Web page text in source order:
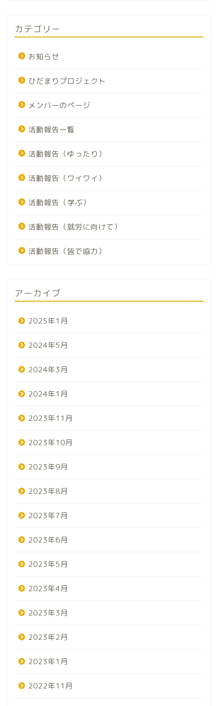
カテゴリー
お知らせ
ひだまりプロジェクト
メンバーのページ
活動報告一覧
活動報告（ゆったり）
活動報告（ワイワイ）
活動報告（学ぶ）
活動報告（就労に向けて）
活動報告（皆で協力）
アーカイブ
2025年1月
2024年5月
2024年3月
2024年1月
2023年11月
2023年10月
2023年9月
2023年8月
2023年7月
2023年6月
2023年5月
2023年4月
2023年3月
2023年2月
2023年1月
2022年11月